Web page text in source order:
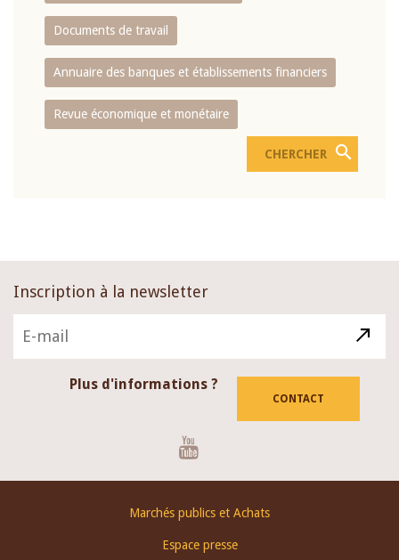
Documents de travail
Annuaire des banques et établissements financiers
Revue économique et monétaire
Inscription à la newsletter
Plus d'informations ?
CONTACT
Marchés publics et Achats
Espace presse